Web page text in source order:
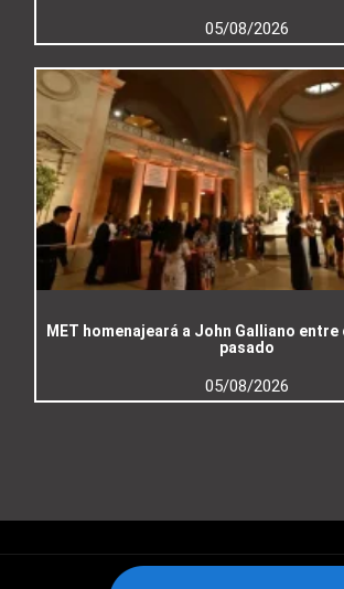
05/08/2026
MET homenajeará a John Galliano
pasado
05/08/2026